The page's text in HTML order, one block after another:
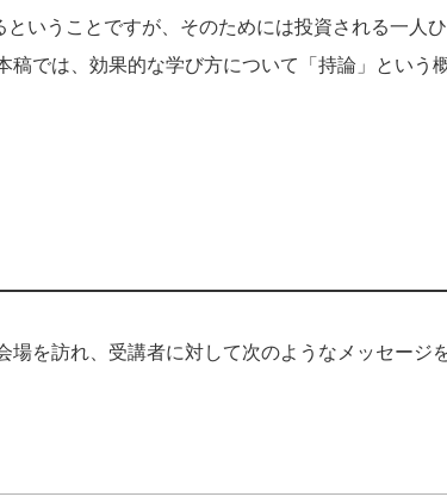
いうことですが、そのためには投資される一人ひ
では、効果的な学び方について「持論」という
を訪れ、受講者に対して次のようなメッセージ